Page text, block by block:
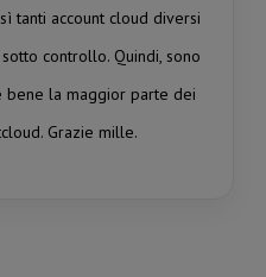
tanti account cloud diversi
controllo. Quindi, sono
bene la maggior parte dei
Grazie mille.